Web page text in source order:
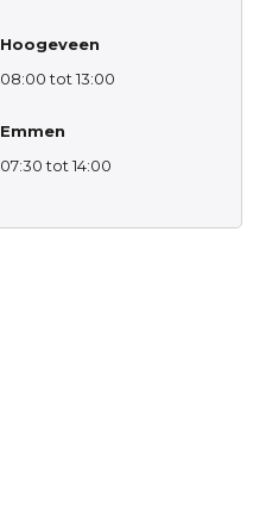
Hoogeveen
08:00 tot 13:00
Emmen
07:30 tot 14:00